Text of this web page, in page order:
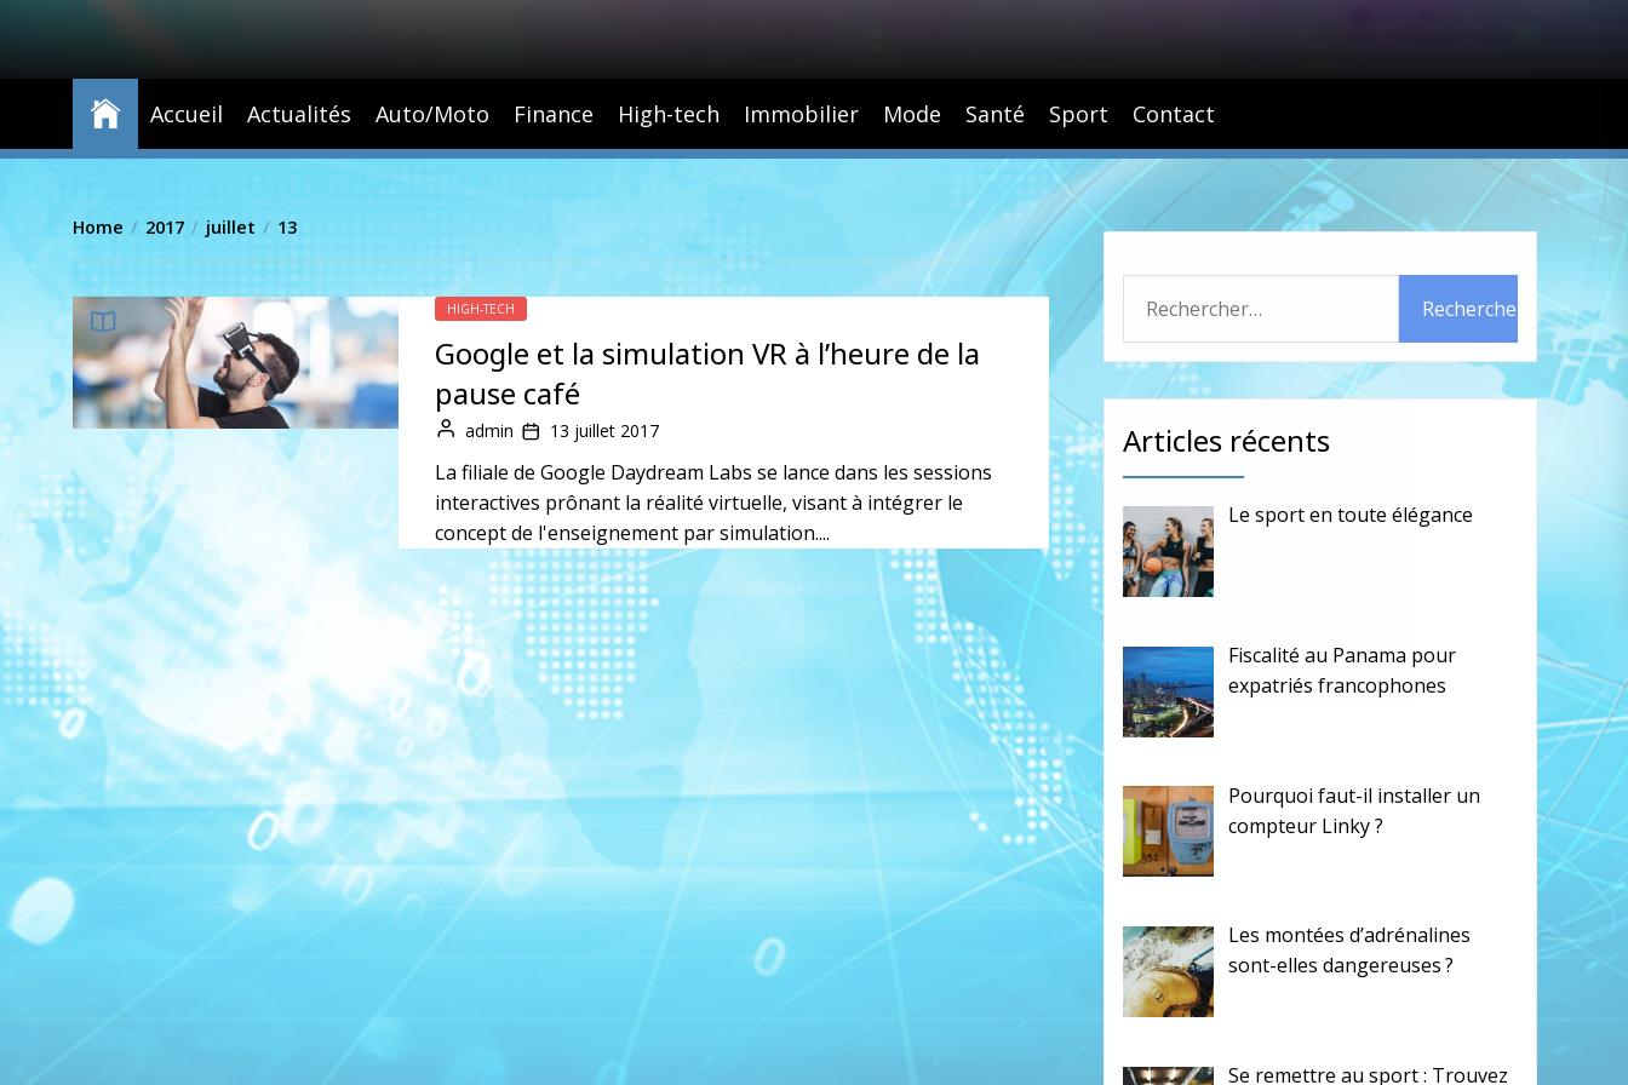
Accueil Actualités Auto/Moto Finance High-tech Immobilier Mode Santé Sport Contact
Home 2017 juillet 13
HIGH-TECH
Google et la simulation VR à l’heure de la
pause café
admin 13 juillet 2017
La filiale de Google Daydream Labs se lance dans les sessions
interactives prônant la réalité virtuelle, visant à intégrer le
concept de l'enseignement par simulation....
Articles récents
Le sport en toute élégance
Fiscalité au Panama pour
expatriés francophones
Pourquoi faut-il installer un
compteur Linky ?
Les montées d’adrénalines
sont-elles dangereuses ?
Se remettre au sport : Trouvez